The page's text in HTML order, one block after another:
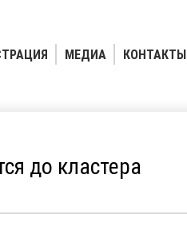
МЕДИА КОНТАКТЫ
до кластера